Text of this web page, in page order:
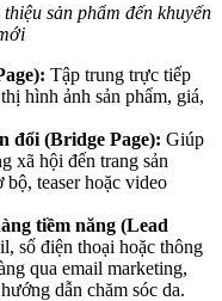
sản phẩm đến khuyến
Tập trung trực tiếp
hình ảnh sản phẩm, giá,
đổi (Bridge Page): Giúp
xã hội đến trang sản
teaser hoặc video
tiềm năng (Lead
số điện thoại hoặc thông
qua email marketing,
dẫn chăm sóc da.